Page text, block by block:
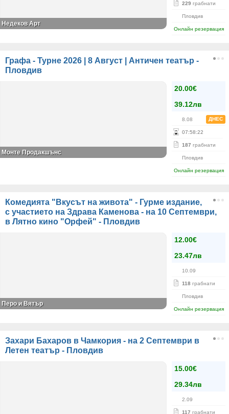
229 грабнати
Пловдив
Онлайн резервация
Недеков Арт
Графа - Турне 2026 | 8 Август | Античен театър -
Пловдив
20.00€
39.12лв
8.08 ДНЕС
07:58:22
187 грабнати
Пловдив
Онлайн резервация
Монте Продакшънс
Комедията "Вкусът на живота" - Гурме издание,
с участието на Здрава Каменова - на 10 Септември,
в Лятно кино "Орфей" - Пловдив
12.00€
23.47лв
10.09
118 грабнати
Пловдив
Онлайн резервация
Перо и Вятър
Захари Бахаров в Чамкория - на 2 Септември в
Летен театър - Пловдив
15.00€
29.34лв
2.09
117 грабнати